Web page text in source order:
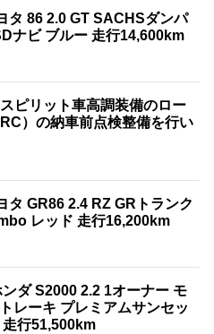
タ 86 2.0 GT SACHSダンパ
ナビ ブルー 走行14,600km
ピリット車高調装備のロー
）の納車前点検整備を行い
タ GR86 2.4 RZ GRトランク
レッド 走行16,200km
ダ S2000 2.2 1オーナー モ
レーキ プレミアムサンセッ
走行51,500km